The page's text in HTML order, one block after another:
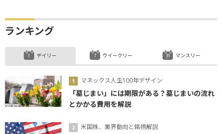
ランキング
デイリー
マネックス人生100年デザイン
「墓じまい」には期限がある？墓じまいの流れ
とかかる費用を解説
米国株、業界動向と銘柄解説
ウイークリー マンスリー